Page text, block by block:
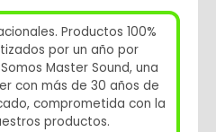
Productos 100%
por un año por
Master Sound, una
con más de 30 años de
comprometida con la
productos.